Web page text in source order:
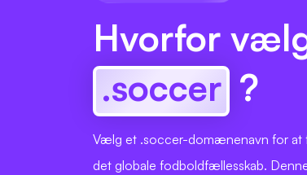
Hvorfor
.soccer ?
Vælg et .soccer-domænenavn for at
det globale fodboldfællesskab.